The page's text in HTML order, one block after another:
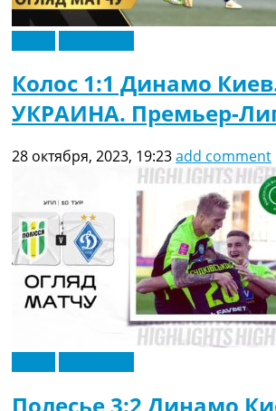
Колос 1:1 Динамо
УКРАИНА. Премьер-
28 октября, 2023, 19:23add comment